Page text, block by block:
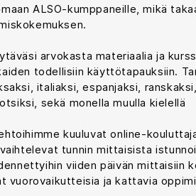
ALSO-kumppaneille, mikä
arvokasta materiaalia ja
todellisiin käyttötapauksiin.
italiaksi, espanjaksi,
sekä monella muulla kielellä
kuuluvat online-
tunnin mittaisista
viiden päivän mittaisiin
vuorovaikutteisia ja kattavia